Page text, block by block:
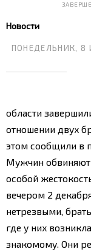
Новости
ПОНЕДЕЛЬНИК, 8
области
отношении двух
этом сообщили в
Мужчин обвиняют
особой
вечером 2
нетрезвыми,
где у них
знакомому. Они